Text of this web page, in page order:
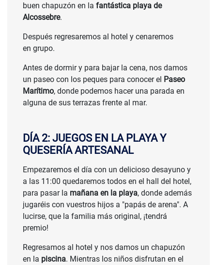
buen chapuzón en la fantástica playa de
Alcossebre.
Después regresaremos al hotel y cenaremos
en grupo.
Antes de dormir y para bajar la cena, nos damos
un paseo con los peques para conocer el Paseo
Marítimo, donde podemos hacer una parada en
alguna de sus terrazas frente al mar.
DÍA 2: JUEGOS EN LA PLAYA Y
QUESERÍA ARTESANAL
Empezaremos el día con un delicioso desayuno y
a las 11:00 quedaremos todos en el hall del hotel,
para pasar la mañana en la playa, donde además
jugaréis con vuestros hijos a "papás de arena". A
lucirse, que la familia más original, ¡tendrá
premio!
Regresamos al hotel y nos damos un chapuzón
en la piscina. Mientras los niños disfrutan en el